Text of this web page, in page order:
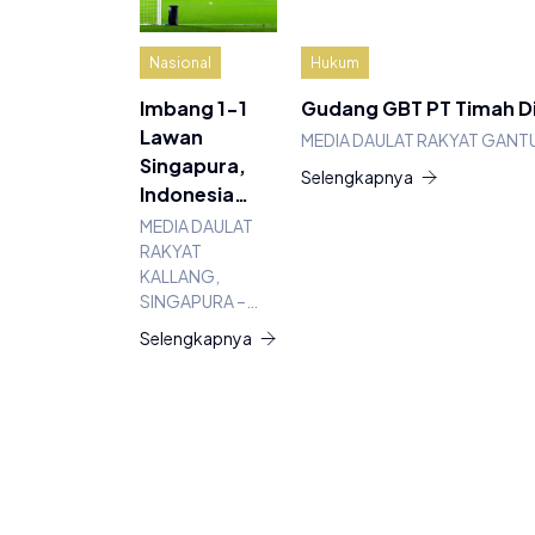
Nasional
Imbang 1-1
Lawan
Singapura,
Indonesia…
MEDIA DAULAT
RAKYAT
KALLANG,
SINGAPURA –…
Selengkapnya
Hukum
Gudang GBT PT Timah
MEDIA DAULAT RAKYAT
Selengkapnya